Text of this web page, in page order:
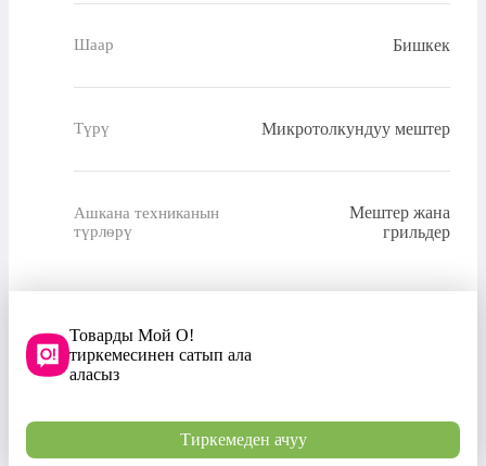
Шаар Бишкек
Түрү Микротолкундуу мештер
Ашкана техниканын
түрлөрү
Мештер жана
грильдер
Товарды Мой О!
тиркемесинен сатып ала
аласыз
Тиркемеден ачуу